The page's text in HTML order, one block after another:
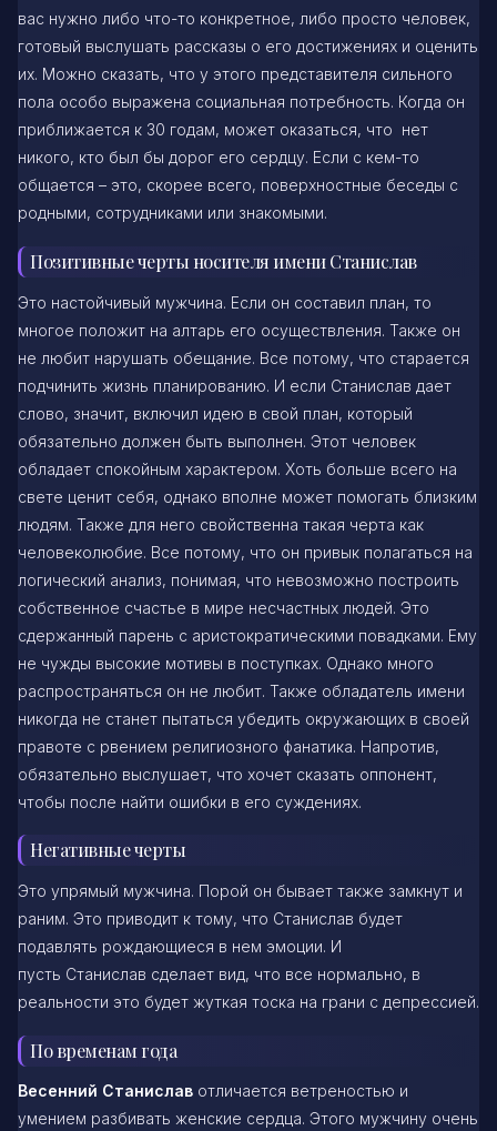
вас нужно либо что-то конкретное, либо просто человек,
готовый выслушать рассказы о его достижениях и оценить
их. Можно сказать, что у этого представителя сильного
пола особо выражена социальная потребность. Когда он
приближается к 30 годам, может оказаться, что нет
никого, кто был бы дорог его сердцу. Если с кем-то
общается – это, скорее всего, поверхностные беседы с
родными, сотрудниками или знакомыми.
Позитивные черты носителя имени Станислав
Это настойчивый мужчина. Если он составил план, то
многое положит на алтарь его осуществления. Также он
не любит нарушать обещание. Все потому, что старается
подчинить жизнь планированию. И если Станислав дает
слово, значит, включил идею в свой план, который
обязательно должен быть выполнен. Этот человек
обладает спокойным характером. Хоть больше всего на
свете ценит себя, однако вполне может помогать близким
людям. Также для него свойственна такая черта как
человеколюбие. Все потому, что он привык полагаться на
логический анализ, понимая, что невозможно построить
собственное счастье в мире несчастных людей. Это
сдержанный парень с аристократическими повадками. Ему
не чужды высокие мотивы в поступках. Однако много
распространяться он не любит. Также обладатель имени
никогда не станет пытаться убедить окружающих в своей
правоте с рвением религиозного фанатика. Напротив,
обязательно выслушает, что хочет сказать оппонент,
чтобы после найти ошибки в его суждениях.
Негативные черты
Это упрямый мужчина. Порой он бывает также замкнут и
раним. Это приводит к тому, что Станислав будет
подавлять рождающиеся в нем эмоции. И
пусть Станислав сделает вид, что все нормально, в
реальности это будет жуткая тоска на грани с депрессией.
По временам года
Весенний Станислав отличается ветреностью и
умением разбивать женские сердца. Этого мужчину очень